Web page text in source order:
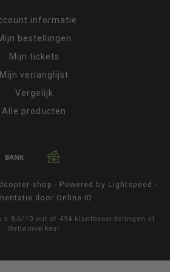
informatie
bestellingen
Mijn tickets
Mijn verlanglijst
Vergelijk
Alle producten
shop - Powered by Lightspeed -
door Online ID
a 8,6/ 10 out of 494 klantbeoordelingen at
WebwinkelKeur